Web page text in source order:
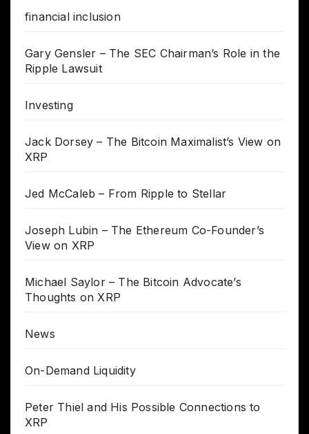
financial inclusion
Gary Gensler – The SEC Chairman’s Role in the
Ripple Lawsuit
Investing
Jack Dorsey – The Bitcoin Maximalist’s View on
XRP
Jed McCaleb – From Ripple to Stellar
Joseph Lubin – The Ethereum Co-Founder’s
View on XRP
Michael Saylor – The Bitcoin Advocate’s
Thoughts on XRP
News
On-Demand Liquidity
Peter Thiel and His Possible Connections to
XRP